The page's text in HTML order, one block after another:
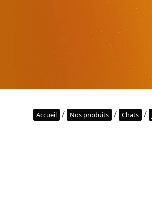
Accueil / Nos produits / Chats /